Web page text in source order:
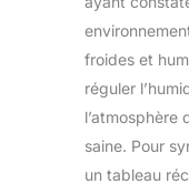
froides et
réguler
l’atmosphère
saine. Pour
un tableau